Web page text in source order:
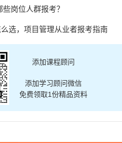
岗位人群报考？
么选，项目管理从业者报考指南
添加课程顾问
添加学习顾问微信
免费领取1份精品资料